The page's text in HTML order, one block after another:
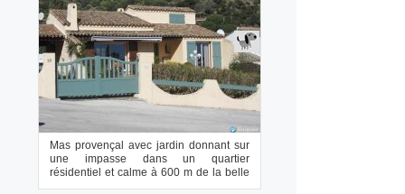
Mas provençal avec jardin donnant sur
une impasse dans un quartier
résidentiel et calme à 600 m de la belle
plage de st ...